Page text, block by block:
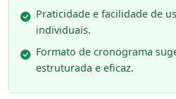
Praticidade e facilidade de
individuais.
Formato de cronograma
estruturada e eficaz.